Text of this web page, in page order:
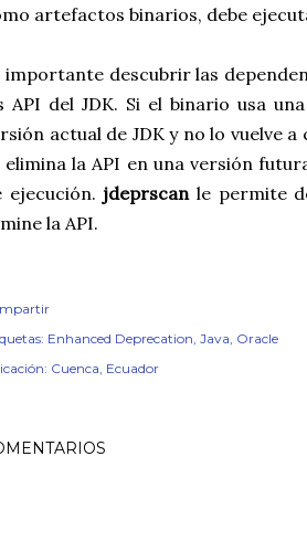
artefactos binarios, debe
importante descubrir las
API del JDK. Si el binario usa
actual de JDK y no lo vuelve
elimina la API en una versión
ejecución. jdeprscanle permite
la API.
Enhanced Deprecation Java Oracle
Cuenca, Ecuador